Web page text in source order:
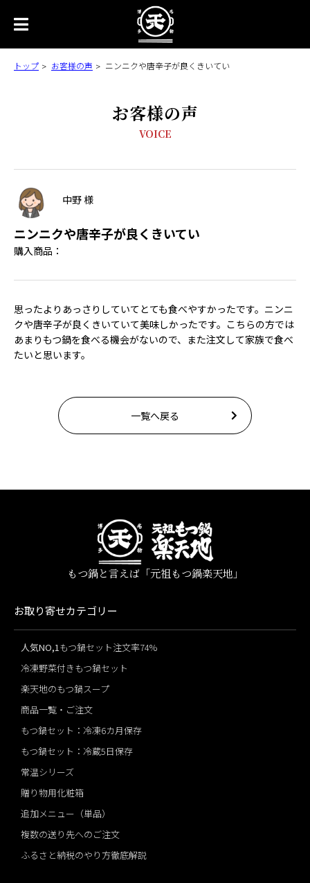
トップ お客様の声 ニンニクや唐辛子が良くきいてい
お客様の声
VOICE
中野 様
ニンニクや唐辛子が良くきいてい
購入商品：
思ったよりあっさりしていてとても食べやすかったです。ニンニ
クや唐辛子が良くきいていて美味しかったです。こちらの方では
あまりもつ鍋を食べる機会がないので、また注文して家族で食べ
たいと思います。
一覧へ戻る
もつ鍋と言えば「元祖もつ鍋楽天地」
お取り寄せカテゴリー
人気NO,1もつ鍋セット注文率74%
冷凍野菜付きもつ鍋セット
楽天地のもつ鍋スープ
商品一覧・ご注文
もつ鍋セット：冷凍6カ月保存
もつ鍋セット：冷蔵5日保存
常温シリーズ
贈り物用化粧箱
追加メニュー（単品）
複数の送り先へのご注文
ふるさと納税のやり方徹底解説